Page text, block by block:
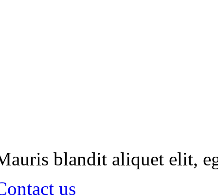
blandit aliquet elit,
us